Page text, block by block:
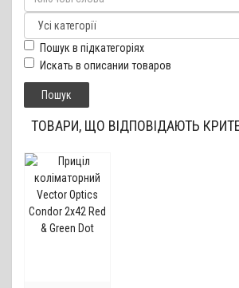
Пошук в підкатегоріях
Искать в описании товаров
ТОВАРИ, ЩО ВІДПОВІДАЮТЬ